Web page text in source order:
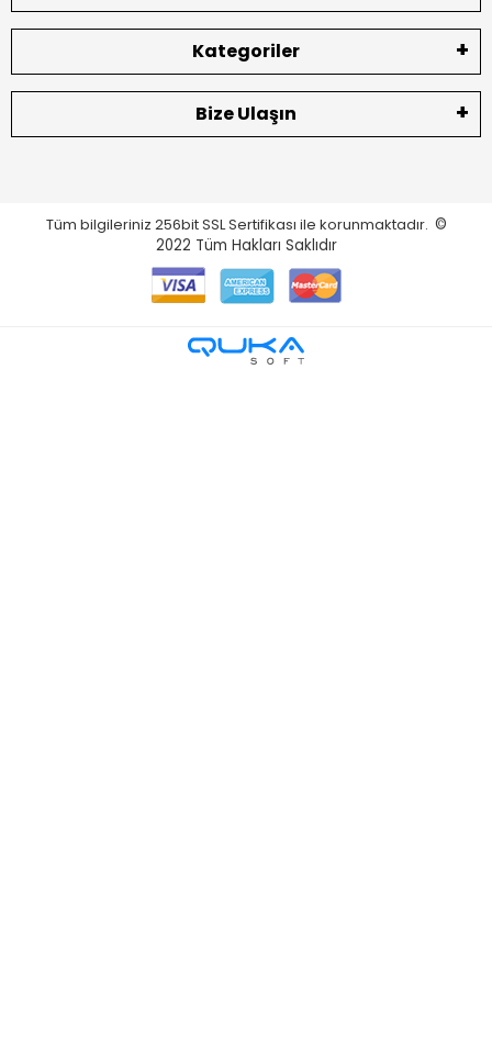
Kategoriler
Bize Ulaşın
Tüm bilgileriniz 256bit SSL Sertifikası ile korunmaktadır. ©
2022 Tüm Hakları Saklıdır